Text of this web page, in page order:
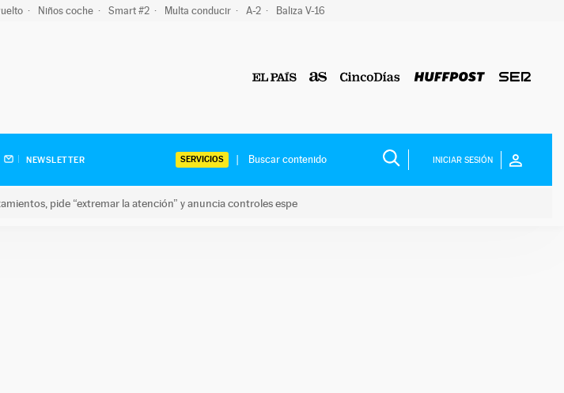
Niños coche Smart #2 Multa conducir A-2 Baliza V-16
NEWSLETTER SERVICIOS INICIAR SESIÓN
pide “extremar la atención” y anuncia controles espe